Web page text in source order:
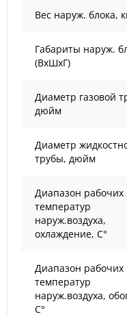
Вес наруж. блока,
Габариты наруж.
(ВxШxГ)
Диаметр газовой
дюйм
Диаметр
трубы, дюйм
Диапазон рабочих
температур
наруж.воздуха,
охлаждение, С°
Диапазон рабочих
температур
наруж.воздуха,
С°